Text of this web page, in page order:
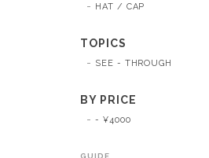
HAT / CAP
TOPICS
SEE - THROUGH
BY PRICE
- ¥4000
GUIDE